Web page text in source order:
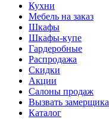
Кухни
Мебель на заказ
Шкафы
Шкафы-купе
Гардеробные
Распродажа
Скидки
Акции
Салоны продаж
Вызвать замерщика
Каталог